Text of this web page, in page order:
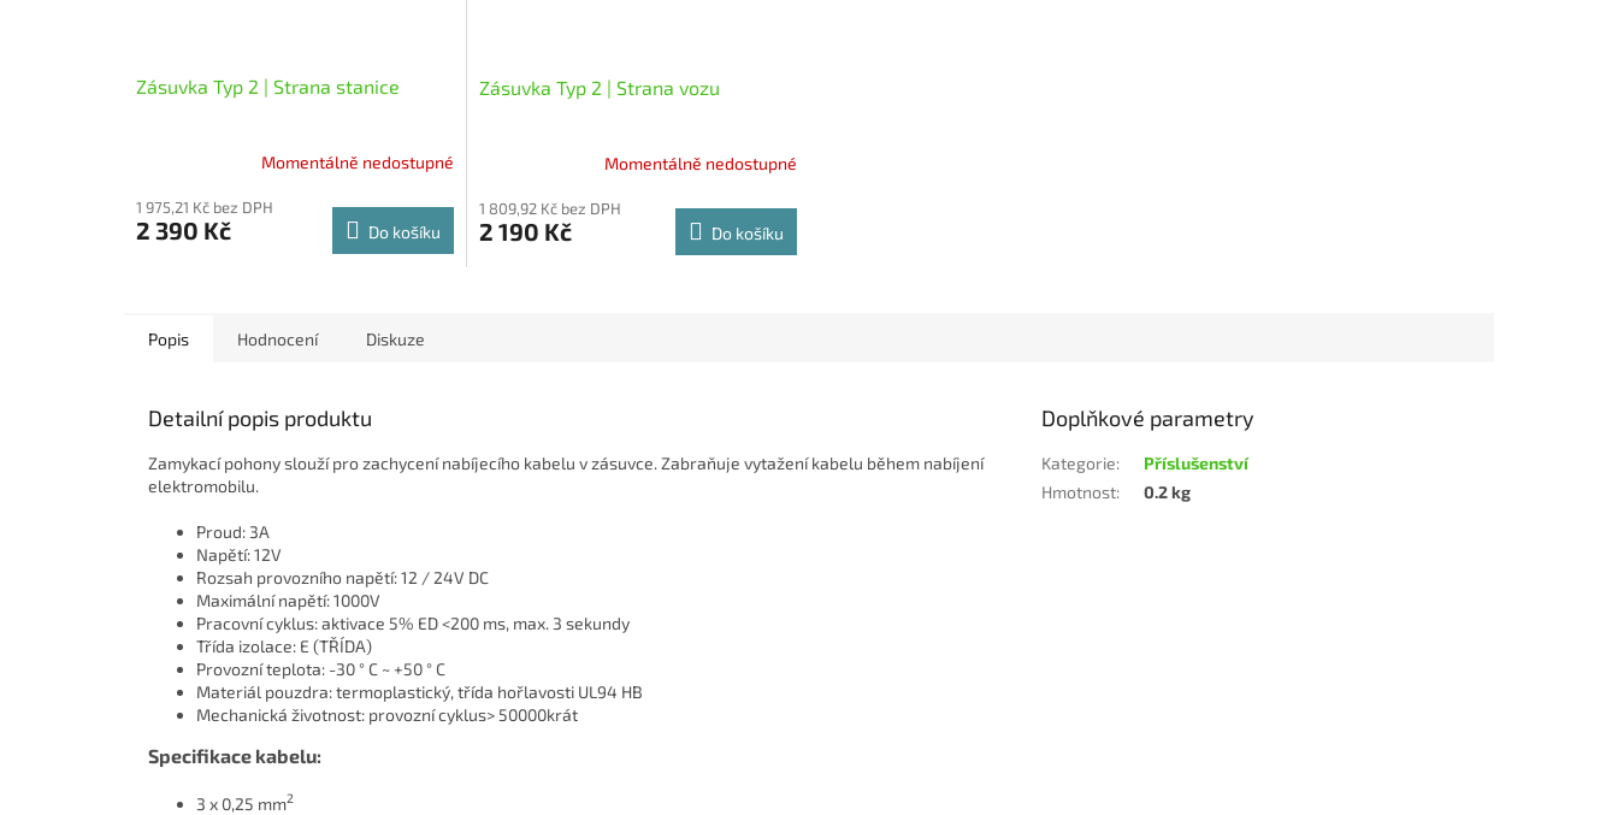
Zásuvka Typ 2 | Strana stanice
Momentálně nedostupné
1 975,21 Kč bez DPH
2 390 Kč Do košíku
Zásuvka Typ 2 | Strana vozu
Momentálně nedostupné
1 809,92 Kč bez DPH
2 190 Kč Do košíku
Popis Hodnocení Diskuze
Detailní popis produktu
Zamykací pohony slouží pro zachycení nabíjecího kabelu v zásuvce. Zabraňuje vytažení kabelu během nabíjení
elektromobilu.
Proud: 3A
Napětí: 12V
Rozsah provozního napětí: 12 / 24V DC
Maximální napětí: 1000V
Pracovní cyklus: aktivace 5% ED <200 ms, max. 3 sekundy
Třída izolace: E (TŘÍDA)
Provozní teplota: -30 ° C ~ +50 ° C
Materiál pouzdra: termoplastický, třída hořlavosti UL94 HB
Mechanická životnost: provozní cyklus> 50000krát
Specifikace kabelu:
3 x 0,25 mm2
Doplňkové parametry
Kategorie:
Příslušenství
Hmotnost: 0.2 kg